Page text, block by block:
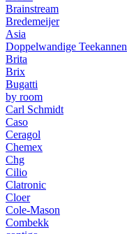
Brainstream
Bredemeijer
Asia
Doppelwandige Teekannen
Brita
Brix
Bugatti
by room
Carl Schmidt
Caso
Ceragol
Chemex
Chg
Cilio
Clatronic
Cloer
Cole-Mason
Combekk